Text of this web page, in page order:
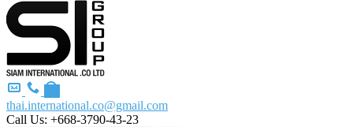
thai.international.co@gmail.com
Call Us: +668-3790-43-23